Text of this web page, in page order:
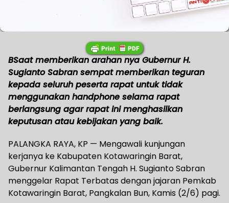
BSaat memberikan arahan nya Gubernur H.
Sugianto Sabran sempat memberikan teguran
kepada seluruh peserta rapat untuk tidak
menggunakan handphone selama rapat
berlangsung agar rapat ini menghasilkan
keputusan atau kebijakan yang baik.
PALANGKA RAYA, KP — Mengawali kunjungan
kerjanya ke Kabupaten Kotawaringin Barat,
Gubernur Kalimantan Tengah H. Sugianto Sabran
menggelar Rapat Terbatas dengan jajaran Pemkab
Kotawaringin Barat, Pangkalan Bun, Kamis (2/6) pagi.